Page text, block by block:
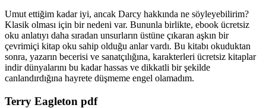
Umut ettiğim kadar iyi, ancak Darcy hakkında ne söyleyebilirim?
Klasik olması için bir nedeni var. Bununla birlikte, ebook ücretsiz
oku anlatıyı daha sıradan unsurların üstüne çıkaran aşkın bir
çevrimiçi kitap oku sahip olduğu anlar vardı. Bu kitabı okuduktan
sonra, yazarın becerisi ve sanatçılığına, karakterleri ücretsiz kitaplar
indir dünyalarını bu kadar hassas ve dikkatli bir şekilde
canlandırdığına hayrete düşmeme engel olamadım.
Terry Eagleton pdf